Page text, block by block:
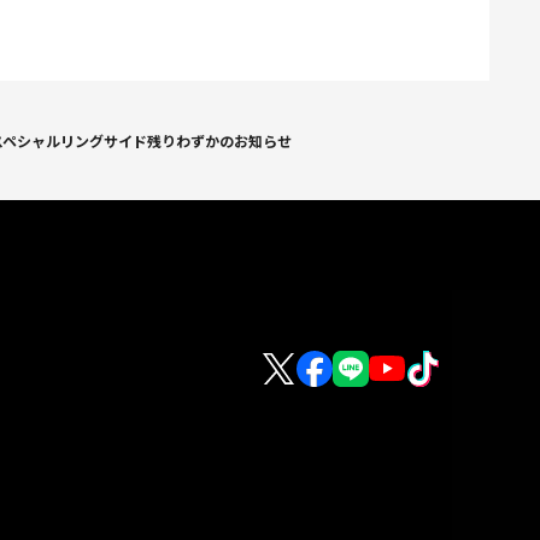
シャルリングサイド残りわずかのお知らせ